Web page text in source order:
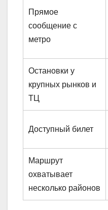
Прямое
сообщение с
метро
Остановки у
крупных рынков и
ТЦ
Доступный билет
Маршрут
охватывает
несколько районов